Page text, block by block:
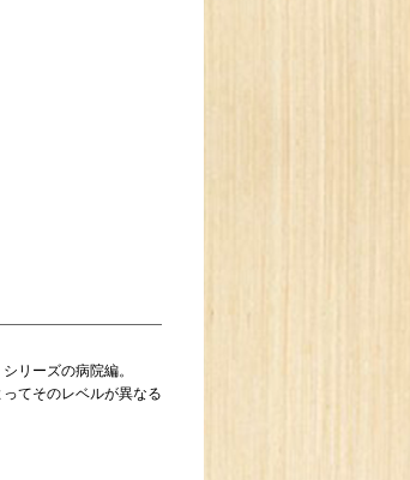
リーズの病院編。
てそのレベルが異なる